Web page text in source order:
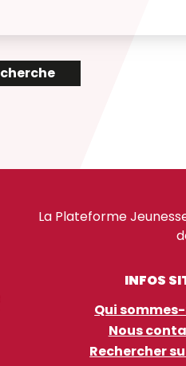
La Plateforme
INFOS
Qui
Nous
Rechercher